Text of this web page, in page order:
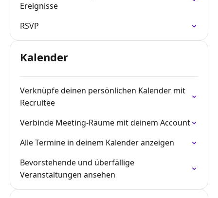
Ereignisse
RSVP
Kalender
Verknüpfe deinen persönlichen Kalender mit
Recruitee
Verbinde Meeting-Räume mit deinem Account
Alle Termine in deinem Kalender anzeigen
Bevorstehende und überfällige
Veranstaltungen ansehen